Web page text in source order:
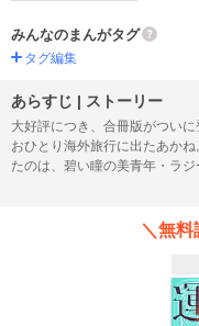
みんなのまんがタグ
タグ編集
あらすじ | ストーリー
大好評につき、合冊版がつい
おひとり海外旅行に出たあか
たのは、碧い瞳の美青年・ラ
るがまま、あかねはラジール
命的に再会！そしてまさかの
れた現代ロイヤル・ラブロマ
＼無料